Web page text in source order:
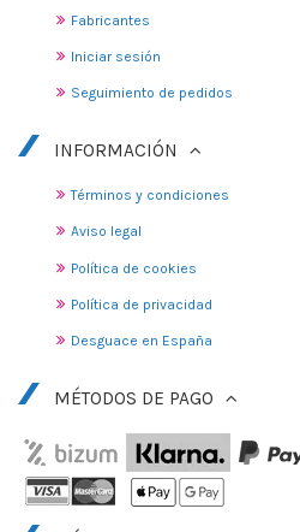
Fabricantes
Iniciar sesión
Seguimiento de pedidos
INFORMACIÓN
Términos y condiciones
Aviso legal
Política de cookies
Política de privacidad
Desguace en España
MÉTODOS DE PAGO